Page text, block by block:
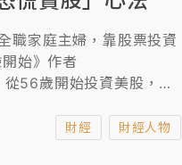
職家庭主婦，靠股票投資
始》作者
56歲開始投資美股，短
她分享自己始終堅持的投
財經 財經人物